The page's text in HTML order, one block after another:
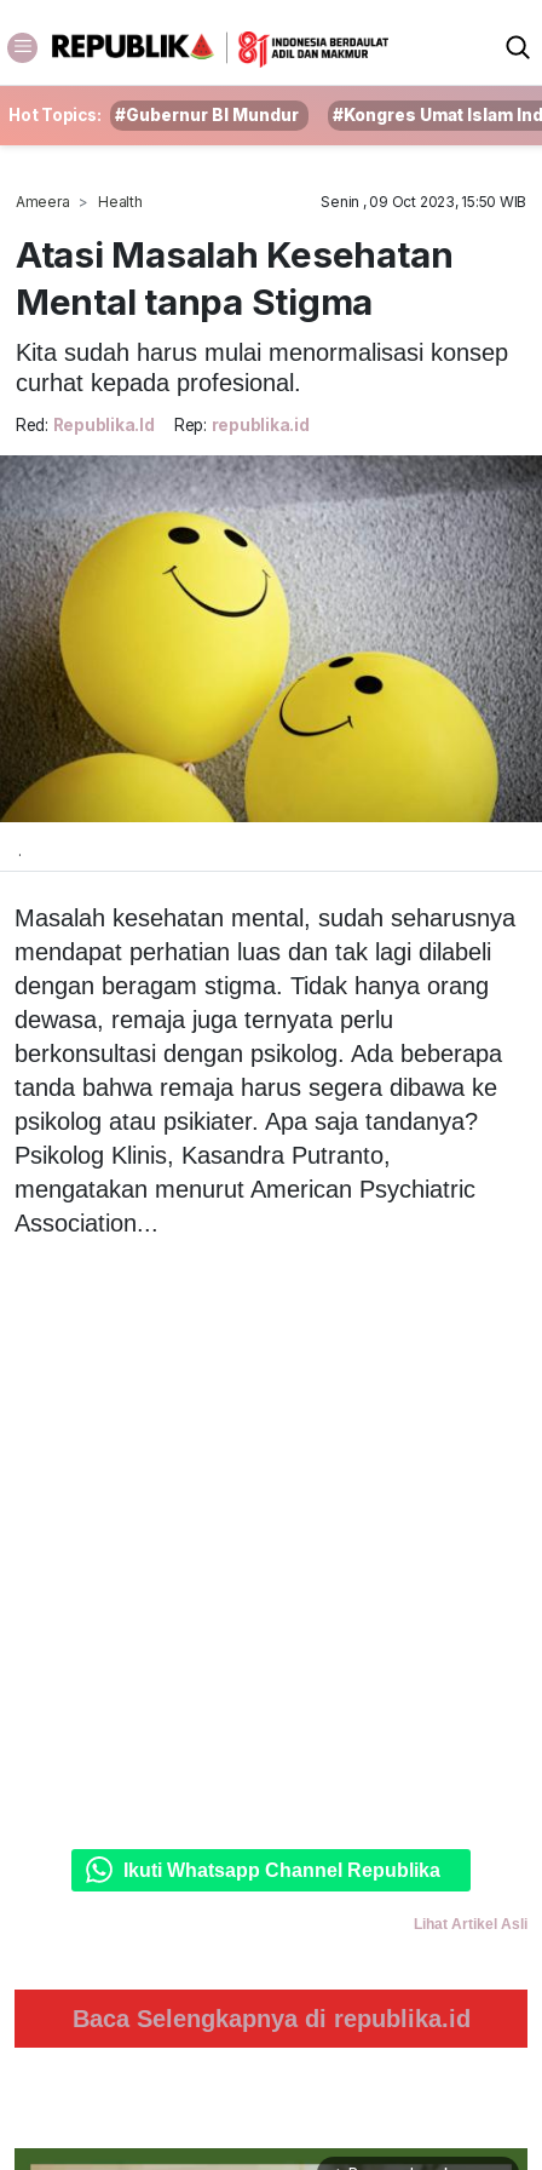
Hot Topics: #Gubernur BI Mundur #Kongres Umat Islam
Ameera Health Senin , 09 Oct 2023, 15:50 WIB
Atasi Masalah Kesehatan
Mental tanpa Stigma
Kita sudah harus mulai menormalisasi konsep
curhat kepada profesional.
Red: Republika.id Rep: republika.id
.
Masalah kesehatan mental, sudah seharusnya
mendapat perhatian luas dan tak lagi dilabeli
dengan beragam stigma. Tidak hanya orang
dewasa, remaja juga ternyata perlu
berkonsultasi dengan psikolog. Ada beberapa
tanda bahwa remaja harus segera dibawa ke
psikolog atau psikiater. Apa saja tandanya?
Psikolog Klinis, Kasandra Putranto,
mengatakan menurut American Psychiatric
Association...
Ikuti Whatsapp Channel Republika
Lihat Artikel Asli
Baca Selengkapnya di republika.id